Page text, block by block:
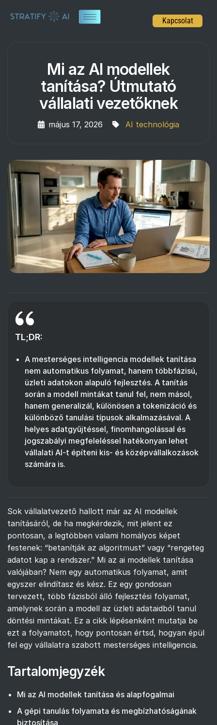
Kapcsolat
Mi az AI modellek
tanítása? Útmutató
vállalati vezetőknek
május 17, 2026 AI technológia
TL;DR:
A mesterséges intelligencia modellek tanítása
nem automatikus folyamat, hanem többfázisú,
üzleti adatokon alapuló fejlesztés. A tanítás
során a modell mintákat tanul fel, nem másol,
hanem generalizál, különösen a tokenizáció és
különböző tanulási típusok alkalmazásával. A
helyes adatgyűjtéssel, finomhangolással és
jogszabályi megfeleléssel hatékonyan lehet
vállalati AI-t építeni kis- és középvállalkozások
számára is.
Sok vállalatvezető hallott már az AI modellek
tanításáról, de ha megkérdezik, mit jelent ez
pontosan, a legtöbben valami homályos képet
festenek: “betanítják az algoritmust” vagy “rengeteg
adatot kap a rendszer.” Mi az ai modellek tanítása
valójában? Nem egy automatikus folyamat, amit
egyszer elindítasz és kész. Ez egy gondosan
tervezett, több fázisból álló fejlesztési folyamat,
amelynek során a modell az üzleti adataidból tanul
döntési mintákat. Ez a cikk lépésenként mutatja be
ezt a folyamatot, hogy pontosan értsd, hogyan épül
fel egy vállalatra szabott mesterséges intelligencia.
Tartalomjegyzék
Mi az AI modellek tanítása és alapfogalmai
A gépi tanulás folyamata és megbízhatóságának
biztosítása